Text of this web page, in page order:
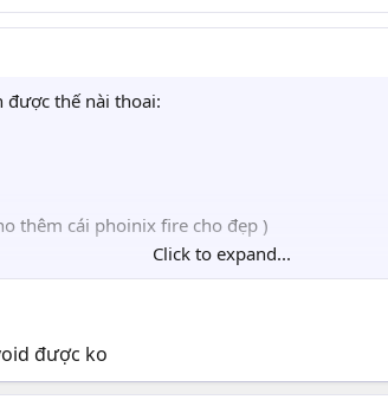
được thế nài thoai:
thêm cái phoinix fire cho đẹp )
)
taget
Click to expand...
được ko